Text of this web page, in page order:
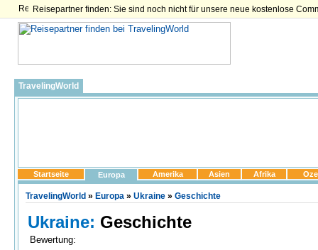
Reisepartner finden: Sie sind noch nicht für unsere neue kostenlose
TravelingWorld
Startseite Europa Amerika Asien Afrika
TravelingWorld » Europa » Ukraine » Geschichte
Ukraine: Geschichte
Bewertung: